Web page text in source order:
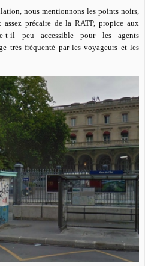
nous mentionnons les points noirs,
précaire de la RATP, propice aux
t-il peu accessible pour les agents
très fréquenté par les voyageurs et les